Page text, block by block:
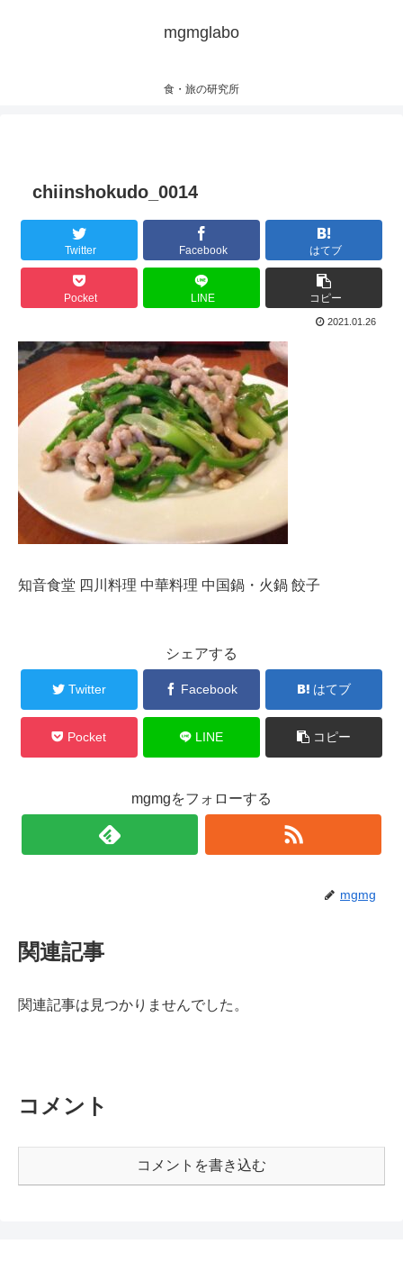
mgmglabo
食・旅の研究所
chiinshokudo_0014
Twitter Facebook はてブ
Pocket LINE コピー
2021.01.26
知音食堂 四川料理 中華料理 中国鍋・火鍋 餃子
シェアする
Twitter Facebook はてブ
Pocket LINE コピー
mgmgをフォローする
mgmg
関連記事
関連記事は見つかりませんでした。
コメント
コメントを書き込む